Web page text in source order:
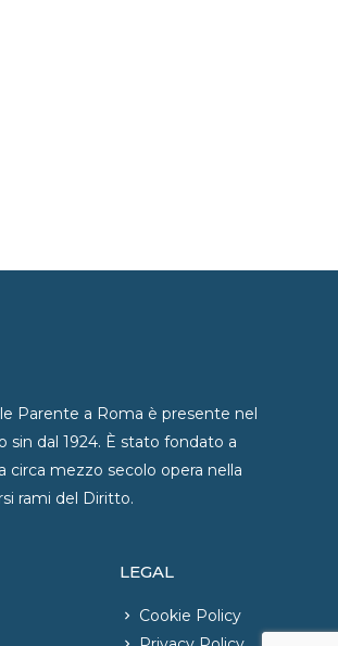
Parente a Roma è presente nel
sin dal 1924. È stato fondato a
circa mezzo secolo opera nella
rami del Diritto.
LEGAL
Cookie Policy